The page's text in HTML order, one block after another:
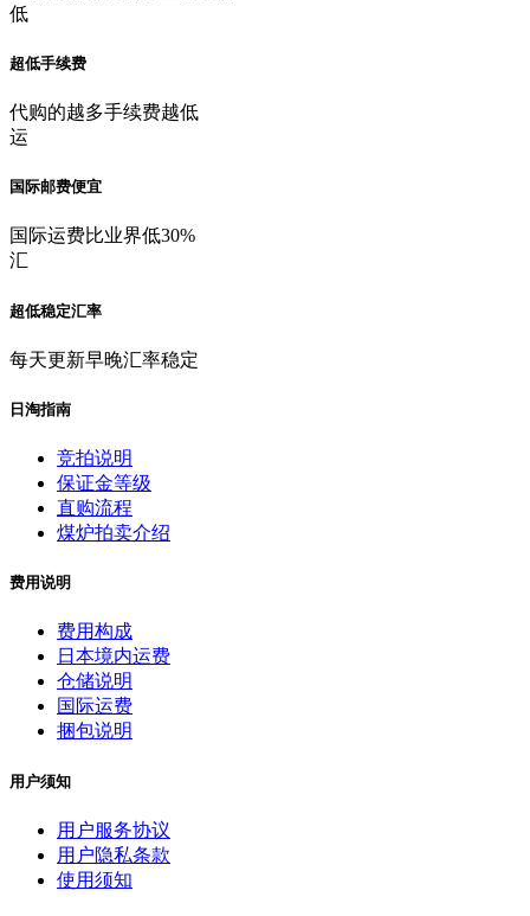
低
超低手续费
代购的越多手续费越低
运
国际邮费便宜
国际运费比业界低30%
汇
超低稳定汇率
每天更新早晚汇率稳定
日淘指南
竞拍说明
保证金等级
直购流程
煤炉拍卖介绍
费用说明
费用构成
日本境内运费
仓储说明
国际运费
捆包说明
用户须知
用户服务协议
用户隐私条款
使用须知